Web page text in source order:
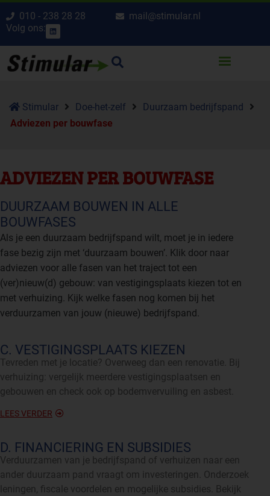
010 - 238 28 28
mail@stimular.nl
Volg ons:
Stimular Doe-het-zelf
Duurzaam bedrijfspand
Adviezen per bouwfase
ADVIEZEN PER BOUWFASE
DUURZAAM BOUWEN IN ALLE
BOUWFASES
Als je een duurzaam bedrijfspand wilt, moet je in iedere
fase bezig zijn met ‘duurzaam bouwen’. Klik door naar
adviezen voor alle fasen van het traject tot een
(ver)nieuw(d) gebouw: van vestigingsplaats kiezen tot en
met verhuizing. Kijk welke fasen nog komen bij het
verduurzamen van jouw (nieuwe) bedrijfspand.
C. VESTIGINGSPLAATS KIEZEN
Tevreden met je locatie? Overweeg dan een renovatie. Bij
verhuizing: vergelijk meerdere vestigingsplaatsen en
gebouwen en check ook op bodemvervuiling en asbest.
LEES VERDER
D. FINANCIERING EN SUBSIDIES
Verduurzamen van je bedrijfspand of verhuizen naar een
ander duurzaam pand vraagt om investeringen. Onderzoek
leningen, fiscale voordelen en mogelijke subsidies. Bekijk